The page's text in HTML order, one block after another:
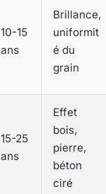
10-15
ans
Brillance,
uniformit
é du
grain
15-25
ans
Effet
bois,
pierre,
béton
ciré